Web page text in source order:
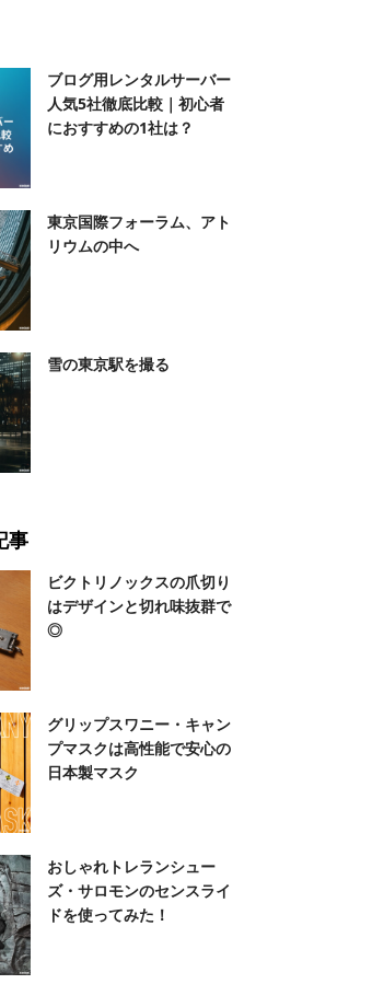
ブログ用レンタルサーバー
人気5社徹底比較｜初心者
におすすめの1社は？
東京国際フォーラム、アト
リウムの中へ
雪の東京駅を撮る
事
ビクトリノックスの爪切り
はデザインと切れ味抜群で
◎
グリップスワニー・キャン
プマスクは高性能で安心の
日本製マスク
おしゃれトレランシュー
ズ・サロモンのセンスライ
ドを使ってみた！